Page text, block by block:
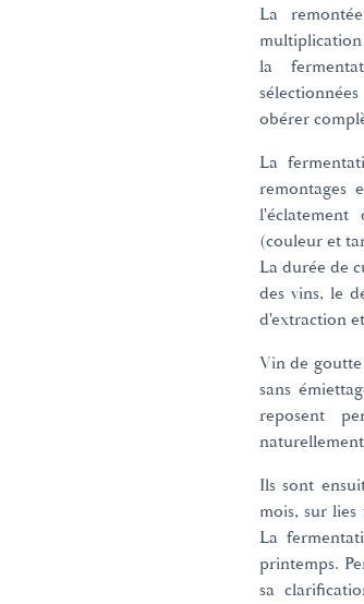
La
la
obérer
La
remontages
l'éclatement
(couleur et
La durée de
des vins, le
d'extraction
Vin de goutte
sans
reposent
Ils sont
mois, sur
La
printemps.
sa